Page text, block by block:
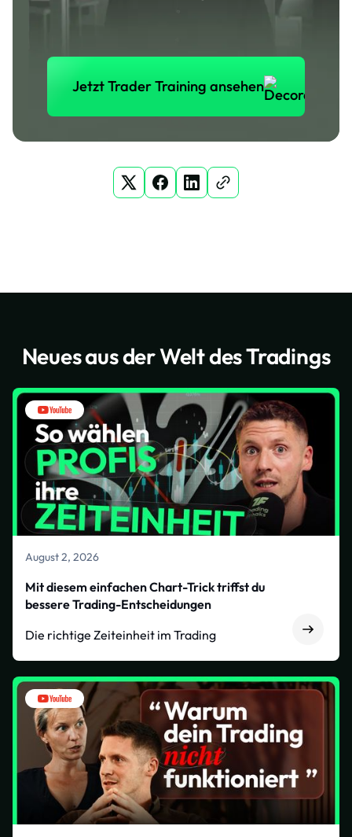
Jetzt Trader Training ansehen
Jetzt Trader Training
Neues aus der Welt des Tradings
August 2, 2026
Mit diesem einfachen Chart-Trick triffst du
bessere Trading-Entscheidungen
Die richtige Zeiteinheit im Trading